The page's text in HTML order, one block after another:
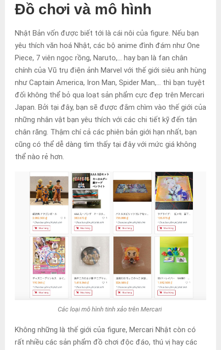
Đồ chơi và mô hình
Nhật Bản vốn được biết tới là cái nôi của figure. Nếu bạn
yêu thích văn hoá Nhật, các bộ anime đình đám như One
Piece, 7 viên ngọc rồng, Naruto,… hay bạn là fan chân
chính của Vũ trụ điện ảnh Marvel với thế giới siêu anh hùng
như Captain America, Iron Man, Spider Man,… thì bạn tuyệt
đối không thể bỏ qua loạt sản phẩm cực đẹp trên Mercari
Japan. Bởi tại đây, bạn sẽ được đắm chìm vào thế giới của
những nhân vật bạn yêu thích với các chi tiết kỹ đến tận
chân răng. Thậm chí cả các phiên bản giới hạn nhất, bạn
cũng có thể dễ dàng tìm thấy tại đây với mức giá không
thể nào rẻ hơn.
Các loại mô hình tinh xảo trên Mercari
Không những là thế giới của figure, Mercari Nhật còn có
rất nhiều các sản phẩm đồ chơi độc đáo, thú vị hay các